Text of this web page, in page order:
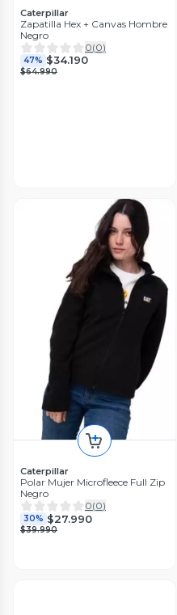
Caterpillar
Zapatilla Hex + Canvas Hombre
Negro
0(0)
47% $34.190
$64.990
Caterpillar
Polar Mujer Microfleece Full Zip
Negro
0(0)
30% $27.990
$39.990